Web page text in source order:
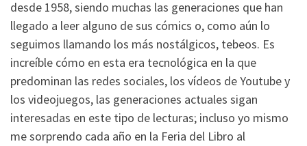
desde 1958, siendo muchas las generaciones que han
llegado a leer alguno de sus cómics o, como aún lo
seguimos llamando los más nostálgicos, tebeos. Es
increíble cómo en esta era tecnológica en la que
predominan las redes sociales, los vídeos de Youtube y
los videojuegos, las generaciones actuales sigan
interesadas en este tipo de lecturas; incluso yo mismo
me sorprendo cada año en la Feria del Libro al